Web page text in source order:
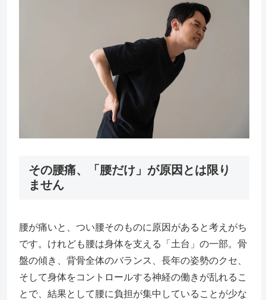
その腰痛、「腰だけ」が原因とは限り
ません
腰が痛いと、つい腰そのものに原因があると考えがち
です。けれども腰は身体を支える「土台」の一部。骨
盤の傾き、背骨全体のバランス、長年の姿勢のクセ、
そして身体をコントロールする神経の働きが乱れるこ
とで、結果として腰に負担が集中していることが少な